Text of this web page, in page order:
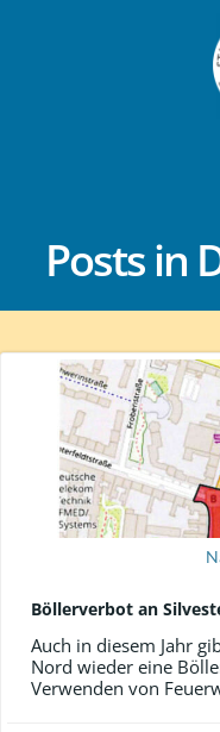
Posts in
Böllerverbot an
Auch in diesem Jahr
Nord wieder eine
Verwenden von